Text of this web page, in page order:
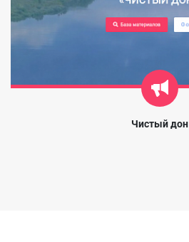
Чистый дон